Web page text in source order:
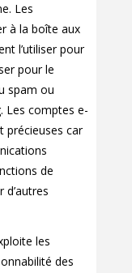
Les
à la boîte aux
l’utiliser pour
pour le
spam ou
Les comptes e-
précieuses car
de
les
des